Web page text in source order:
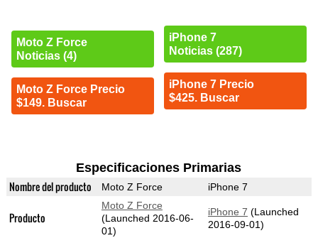
Moto Z Force
Noticias (4)
Moto Z Force Precio
$149. Buscar
iPhone 7
Noticias (287)
iPhone 7 Precio
$425. Buscar
Especificaciones Primarias
Nombre del producto Moto Z Force iPhone 7
Producto
Moto Z Force
(Launched 2016-06-
01)
iPhone 7 (Launched
2016-09-01)